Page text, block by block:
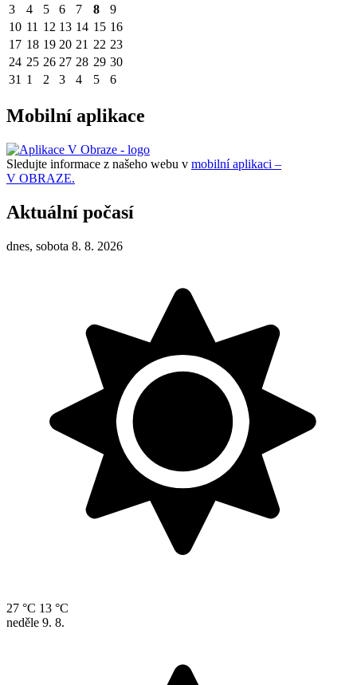
3
4 5 6 7 8
9
10 11 12 13 14 15 16
17 18 19 20 21 22 23
24 25 26 27 28 29 30
31 1 2 3 4 5 6
Mobilní aplikace
Sledujte informace z našeho webu v mobilní aplikaci –
V OBRAZE.
Aktuální počasí
dnes, sobota 8. 8. 2026
27 °C 13 °C
neděle 9. 8.